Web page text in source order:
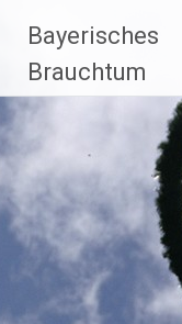
Bayerisches
Brauchtum